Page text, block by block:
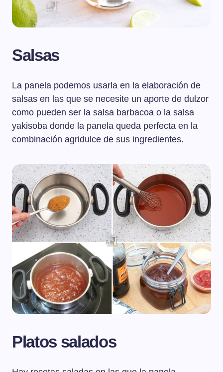
Salsas
La panela podemos usarla en la elaboración de
salsas en las que se necesite un aporte de dulzor
como pueden ser la salsa barbacoa o la salsa
yakisoba donde la panela queda perfecta en la
combinación agridulce de sus ingredientes.
Platos salados